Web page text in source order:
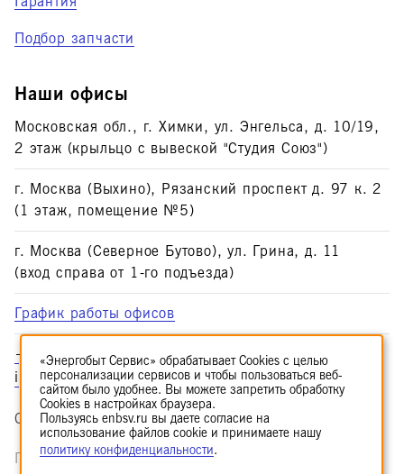
Подбор запчасти
Наши офисы
Московская обл., г. Химки, ул. Энгельса, д. 10/19,
2 этаж (крыльцо с вывеской "Студия Союз")
г. Москва (Выхино), Рязанский проспект д. 97 к. 2
(1 этаж, помещение №5)
г. Москва (Северное Бутово), ул. Грина, д. 11
(вход справа от 1-го подъезда)
График работы офисов
+7 (495) 374-53-51
info@enbsv.ru
Сделано в
echelon 960.ru
Пользуясь enbsv.ru вы даете согласие на
«Энергобыт Сервис» обрабатывает Cookies с целью
персонализации сервисов и чтобы пользоваться веб-
сайтом было удобнее. Вы можете запретить обработку
Cookies в настройках браузера.
Пользуясь enbsv.ru вы даете согласие на
использование файлов cookie и принимаете нашу
политику конфиденциальности.